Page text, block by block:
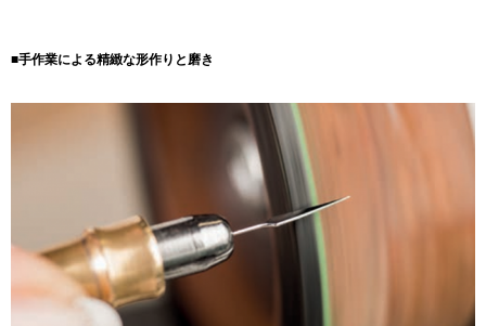
■手作業による精緻な形作りと磨き